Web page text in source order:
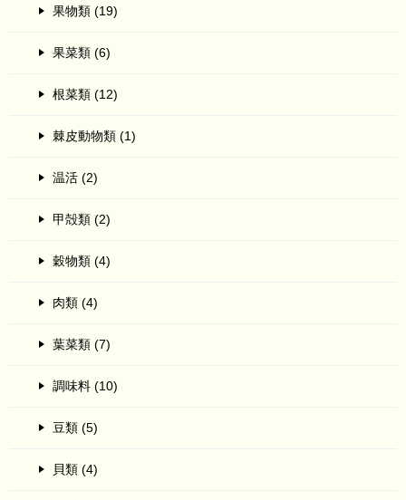
果物類 (19)
果菜類 (6)
根菜類 (12)
棘皮動物類 (1)
温活 (2)
甲殻類 (2)
穀物類 (4)
肉類 (4)
葉菜類 (7)
調味料 (10)
豆類 (5)
貝類 (4)